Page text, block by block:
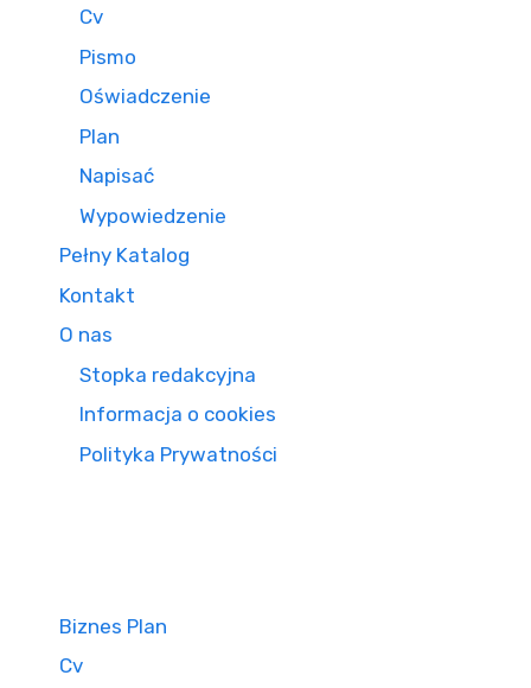
Cv
Pismo
Oświadczenie
Plan
Napisać
Wypowiedzenie
Pełny Katalog
Kontakt
O nas
Stopka redakcyjna
Informacja o cookies
Polityka Prywatności
Biznes Plan
Cv